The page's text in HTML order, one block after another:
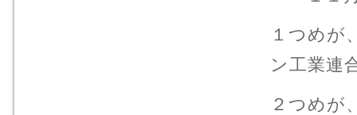
１つめが
ン工業連
２つめが